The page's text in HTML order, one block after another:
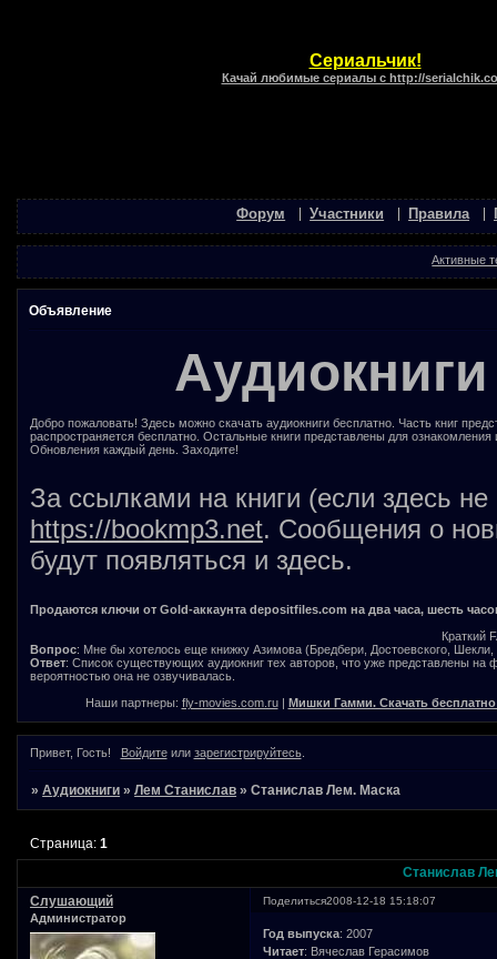
Сериальчик!
Качай любимые сериалы с http://
Форум Участники Правила
Активные
Объявление
Добро пожаловать! Здесь можно скачать аудиокниги бесплатно. Часть книг
распространяется бесплатно. Остальные книги представлены для
Обновления каждый день. Заходите!
За ссылками на книги (если здесь
https://bookmp3.net. Сообщения о
будут появляться и здесь.
Продаются ключи от Gold-аккаунта depositfiles.com на два часа, шесть
Краткий
Вопрос: Мне бы хотелось еще книжку Азимова (Бредбери, Достоевского, Шекли,
Ответ: Список существующих аудиокниг тех авторов, что уже представлены на
вероятностью она не озвучивалась.
Наши партнеры: fly-movies.com.ru| Мишки Гамми. Скачать
Привет, Гость! Войдитеили зарегистрируйтесь.
»Аудиокниги »Лем Станислав »Станислав Лем. Маска
Станислав
Страница:1
Поделиться2008-12-18 15:18:07
Слушающий
Администратор
Год выпуска: 2007
Читает: Вячеслав Герасимов